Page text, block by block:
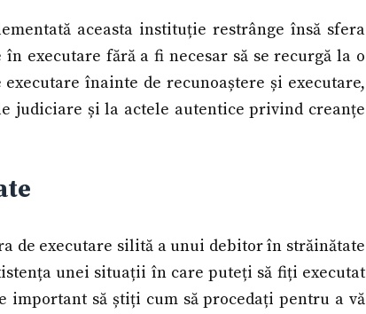
aceasta instituție restrânge însă sfera
executare fără a fi necesar să se recurgă la o
înainte de recunoaștere și executare,
judiciare și la actele autentice privind creanțe
de executare silită a unui debitor în străinătate
unei situații în care puteți să fiți executat
important să știți cum să procedați pentru a vă